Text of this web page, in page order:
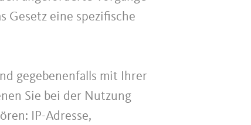
Gesetz eine spezifische
gegebenenfalls mit Ihrer
Sie bei der Nutzung
IP-Adresse,